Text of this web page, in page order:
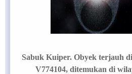
Sabuk Kuiper. Obyek terjauh
V774104, ditemukan di